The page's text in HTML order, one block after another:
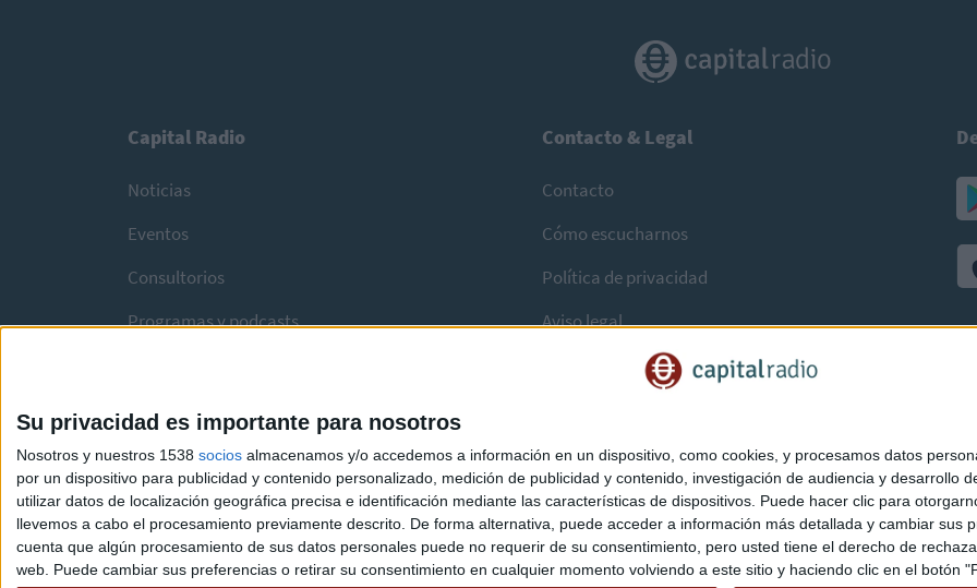
Su privacidad es importante para nosotros
Nosotros y nuestros 1538 socios almacenamos y/o accedemos a información en un dispositivo, como cookies, y procesamos datos
por un dispositivo para publicidad y contenido personalizado, medición de publicidad y contenido, investigación de audiencia y desarrollo
utilizar datos de localización geográfica precisa e identificación mediante las características de dispositivos. Puede hacer clic para
llevemos a cabo el procesamiento previamente descrito. De forma alternativa, puede acceder a información más detallada y cambiar sus
cuenta que algún procesamiento de sus datos personales puede no requerir de su consentimiento, pero usted tiene el derecho de
web. Puede cambiar sus preferencias o retirar su consentimiento en cualquier momento volviendo a este sitio y haciendo clic en el botón
Capital Radio
Noticias
Eventos
Consultorios
Programas y podcasts
Contacto & Legal
Contacto
Cómo escucharnos
Política de privacidad
Aviso legal